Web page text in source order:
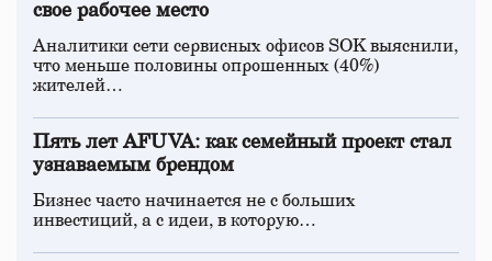
свое рабочее место
Аналитики сети сервисных офисов SOK выяснили,
что меньше половины опрошенных (40%)
жителей…
Пять лет AFUVA: как семейный проект стал
узнаваемым брендом
Бизнес часто начинается не с больших
инвестиций, а с идеи, в которую…